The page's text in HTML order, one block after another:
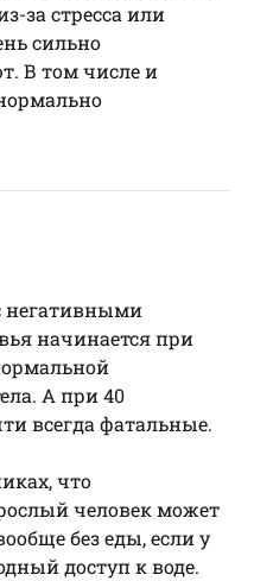
за стресса или
сильно
В том числе и
негативными
начинается при
А при 40
всегда фатальные.
что
человек может
без еды, если у
доступ к воде.